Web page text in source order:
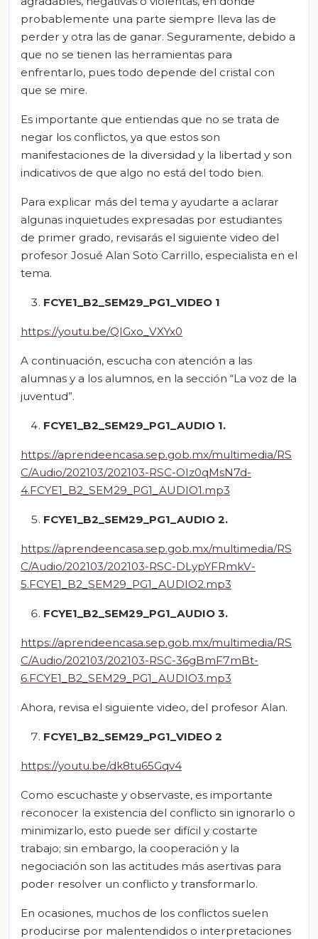
probablemente una parte siempre lleva las de
perder y otra las de ganar. Seguramente, debido a
que no se tienen las herramientas para
enfrentarlo, pues todo depende del cristal con
que se mire.
Es importante que entiendas que no se trata de
negar los conflictos, ya que estos son
manifestaciones de la diversidad y la libertad y son
indicativos de que algo no está del todo bien.
Para explicar más del tema y ayudarte a aclarar
algunas inquietudes expresadas por estudiantes
de primer grado, revisarás el siguiente video del
profesor Josué Alan Soto Carrillo, especialista en el
tema.
FCYE1_B2_SEM29_PG1_VIDEO 1
https://youtu.be/QIGxo_VXYx0
A continuación, escucha con atención a las
alumnas y a los alumnos, en la sección “La voz de la
juventud”.
FCYE1_B2_SEM29_PG1_AUDIO 1.
https://aprendeencasa.sep.gob.mx/multimedia/RS
C/Audio/202103/202103-RSC-OIz0qMsN7d-
4.FCYE1_B2_SEM29_PG1_AUDIO1.mp3
FCYE1_B2_SEM29_PG1_AUDIO 2.
https://aprendeencasa.sep.gob.mx/multimedia/RS
C/Audio/202103/202103-RSC-DLypYFRmkV-
5.FCYE1_B2_SEM29_PG1_AUDIO2.mp3
FCYE1_B2_SEM29_PG1_AUDIO 3.
https://aprendeencasa.sep.gob.mx/multimedia/RS
C/Audio/202103/202103-RSC-36gBmF7mBt-
6.FCYE1_B2_SEM29_PG1_AUDIO3.mp3
Ahora, revisa el siguiente video, del profesor Alan.
FCYE1_B2_SEM29_PG1_VIDEO 2
https://youtu.be/dk8tu65Gqv4
Como escuchaste y observaste, es importante
reconocer la existencia del conflicto sin ignorarlo o
minimizarlo, esto puede ser difícil y costarte
trabajo; sin embargo, la cooperación y la
negociación son las actitudes más asertivas para
poder resolver un conflicto y transformarlo.
En ocasiones, muchos de los conflictos suelen
producirse por malentendidos o interpretaciones